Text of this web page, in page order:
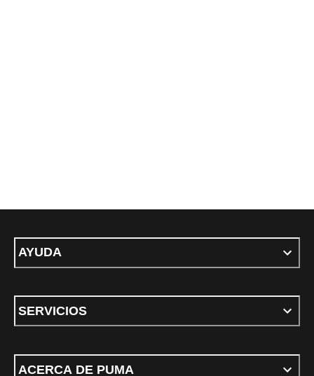
AYUDA
SERVICIOS
ACERCA DE PUMA